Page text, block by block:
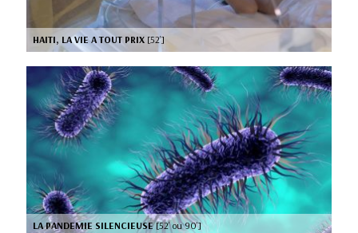
HAITI, LA VIE A TOUT PRIX [52’]
LA PANDEMIE SILENCIEUSE[52’ ou 90’]